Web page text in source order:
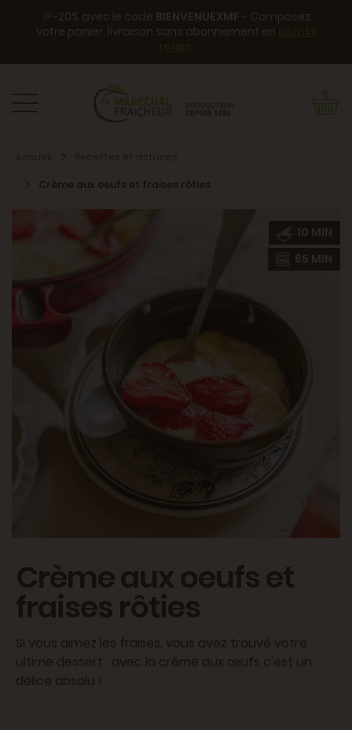
🎉-20% avec le code BIENVENUEXMF - Composez
votre panier, livraison sans abonnement en
.
Crème aux oeufs et fraises rôties
10 MIN
65 MIN
Crème aux oeufs et
fraises rôties
Si vous aimez les fraises, vous avez trouvé votre
ultime dessert : avec la crème aux œufs c'est un
délice absolu !